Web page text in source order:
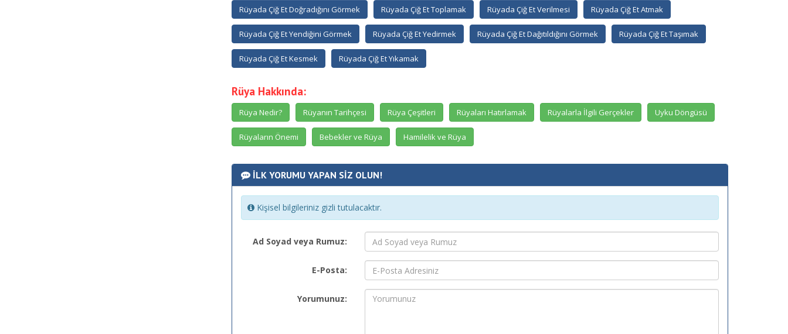
Rüyada Çiğ Et Doğradığını Görmek Rüyada Çiğ Et Toplamak Rüyada Çiğ Et Verilmesi Rüyada Çiğ Et Atmak
Rüyada Çiğ Et Yendiğini Görmek Rüyada Çiğ Et Yedirmek Rüyada Çiğ Et Dağıtıldığını Görmek Rüyada Çiğ Et Taşımak
Rüyada Çiğ Et Kesmek Rüyada Çiğ Et Yıkamak
Rüya Hakkında:
Rüya Nedir? Rüyanın Tarihçesi Rüya Çeşitleri Rüyaları Hatırlamak Rüyalarla İlgili Gerçekler Uyku Döngüsü
Rüyaların Önemi Bebekler ve Rüya Hamilelik ve Rüya
İLK YORUMU YAPAN SİZ OLUN!
Kişisel bilgileriniz gizli tutulacaktır.
Ad Soyad veya Rumuz:
E-Posta:
Yorumunuz: